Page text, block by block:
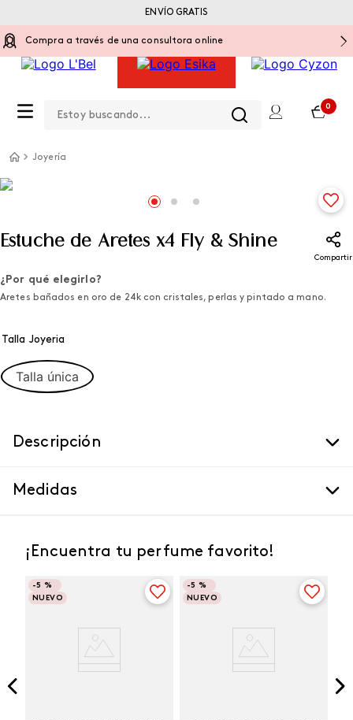
Compra a través de una consultora online
0
ENVÍO GRATIS
Joyería
Estuche de Aretes x4 Fly & Shine
Compartir
¿Por qué elegirlo?
Aretes bañados en oro de 24k con cristales, perlas y pintado a mano.
Talla Joyeria
Talla única
Descripción
Medidas
¡Encuentra tu perfume favorito!
-5 %
NUEVO
-5 %
NUEVO